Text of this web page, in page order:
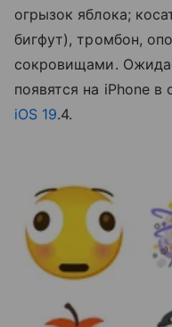
огрызок яблока;
бигфут), тромбон,
сокровищами.
появятся на iPhone
iOS 19.4.